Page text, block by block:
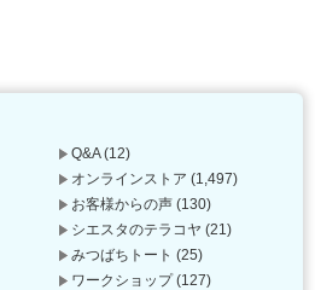
Q&A(12)
オンラインストア (1,497)
お客様からの声 (130)
シエスタのテラコヤ (21)
みつばちトート (25)
ワークショップ(127)